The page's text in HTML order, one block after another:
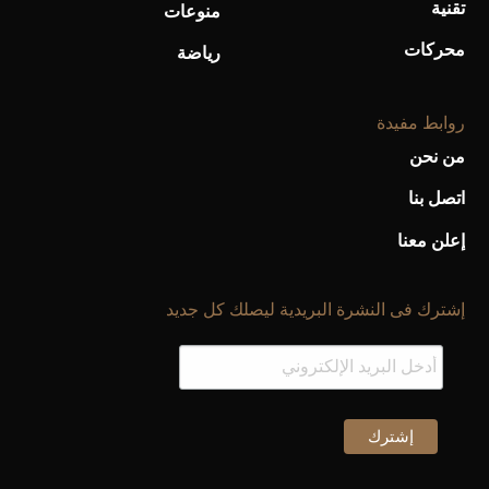
تقنية
محركات
منوعات
رياضة
روابط مفيدة
من نحن
اتصل بنا
إعلن معنا
إشترك فى النشرة البريدية ليصلك كل جديد